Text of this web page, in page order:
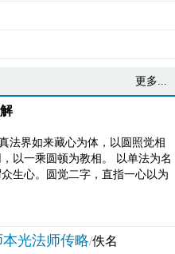
更多...
法界如来藏心为体，以圆照觉相
以一乘圆顿为教相。 以单法为名
生心。圆觉二字，直指一心以为
光法师传略/佚名